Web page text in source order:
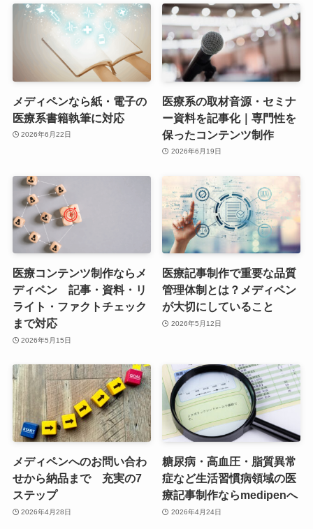
メディペンなら紙・電子の
医療系書籍執筆に対応
2026年6月22日
医療系の取材音源・セミナ
ー資料を記事化｜専門性を
保ったコンテンツ制作
2026年6月19日
医療コンテンツ制作ならメ
ディペン 記事・資料・リ
ライト・ファクトチェック
まで対応
2026年5月15日
医療記事制作で重要な品質
管理体制とは？メディペン
が大切にしていること
2026年5月12日
メディペンへのお問い合わ
せから納品まで 充実の7
ステップ
2026年4月28日
糖尿病・高血圧・脂質異常
症など生活習慣病領域の医
療記事制作ならmedipenへ
2026年4月24日